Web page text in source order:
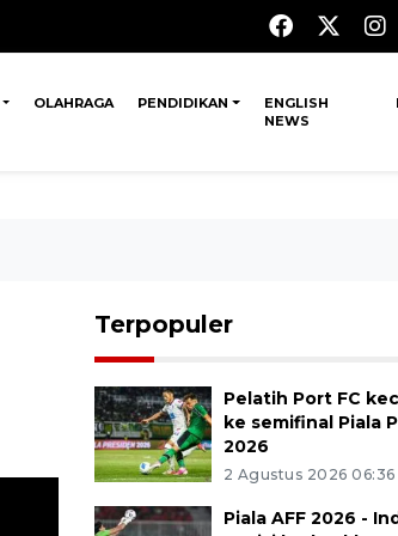
OLAHRAGA PENDIDIKAN
ENGLISH
NEWS
Terpopuler
Pelatih Port FC
ke semifinal Piala
2026
2 Agustus 2026 06:36
Piala AFF 2026 -